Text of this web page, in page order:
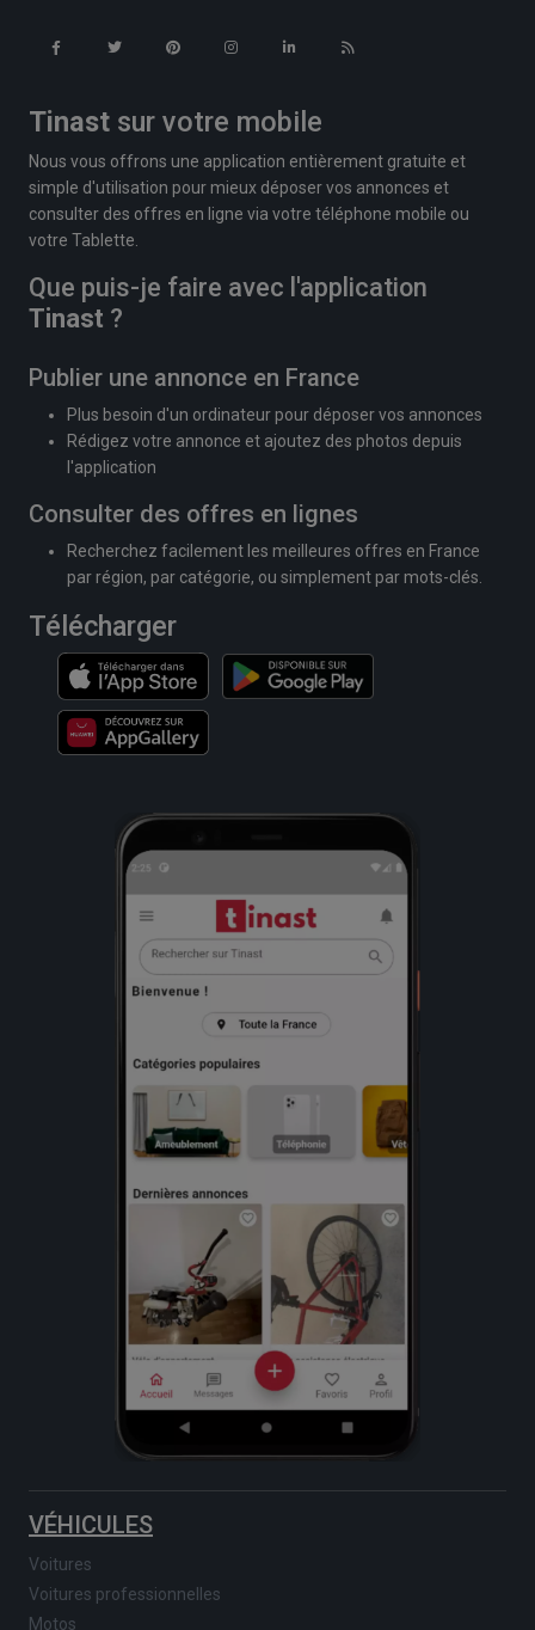
Tinast sur votre mobile
Nous vous offrons une application entièrement gratuite et
simple d'utilisation pour mieux déposer vos annonces et
consulter des offres en ligne via votre téléphone mobile ou
votre Tablette.
Que puis-je faire avec l'application
Tinast ?
Publier une annonce en France
Plus besoin d'un ordinateur pour déposer vos annonces
Rédigez votre annonce et ajoutez des photos depuis
l'application
Consulter des offres en lignes
Recherchez facilement les meilleures offres en France
par région, par catégorie, ou simplement par mots-clés.
Télécharger
VÉHICULES
Voitures
Voitures professionnelles
Motos